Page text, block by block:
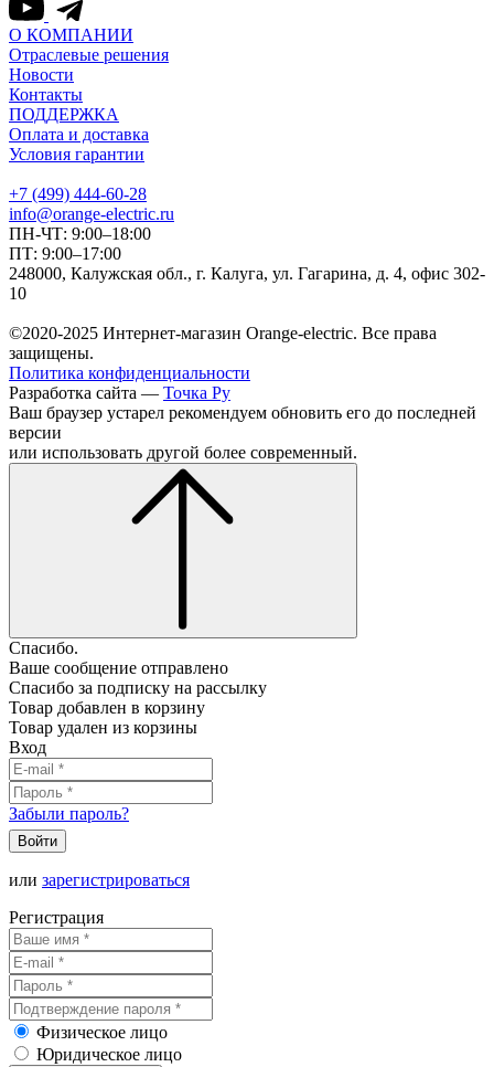
О КОМПАНИИ
Отраслевые решения
Новости
Контакты
ПОДДЕРЖКА
Оплата и доставка
Условия гарантии
+7 (499) 444-60-28
info@orange-electric.ru
ПН-ЧТ: 9:00–18:00
ПТ: 9:00–17:00
248000, Калужская обл., г. Калуга, ул. Гагарина, д. 4, офис 302-
10
©2020-2025 Интернет-магазин Orange-electric. Все права
защищены.
Политика конфиденциальности
Разработка сайта — Точка Ру
Ваш браузер устарел рекомендуем обновить его до последней
версии
или использовать другой более современный.
Спасибо.
Ваше сообщение отправлено
Спасибо за подписку на рассылку
Товар добавлен в корзину
Товар удален из корзины
Вход
Забыли пароль?
Войти
или зарегистрироваться
Регистрация
Физическое лицо
Юридическое лицо